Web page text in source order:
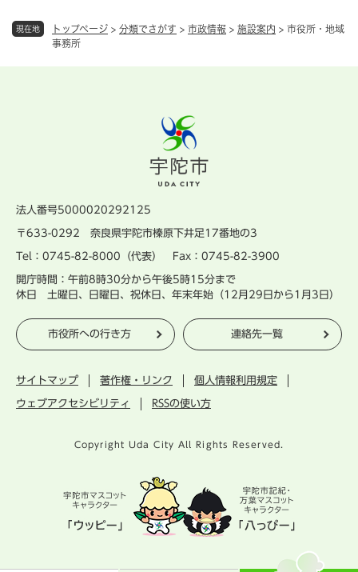
現在地 トップページ > 分類でさがす > 市政情報 > 施設案内 > 市役所・地域
事務所
法人番号5000020292125
〒633-0292 奈良県宇陀市榛原下井足17番地の3
Tel：0745-82-8000（代表） Fax：0745-82-3900
開庁時間：午前8時30分から午後5時15分まで
休日 土曜日、日曜日、祝休日、年末年始（12月29日から1月3日）
市役所への行き方 連絡先一覧
サイトマップ 著作権・リンク 個人情報利用規定
ウェブアクセシビリティ RSSの使い方
Copyright Uda City All Rights Reserved.